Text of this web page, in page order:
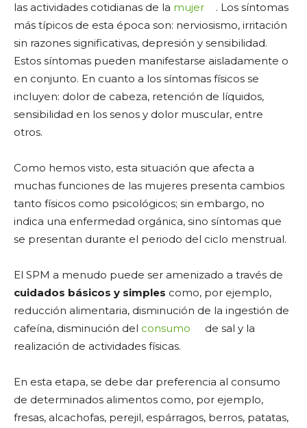
las actividades cotidianas de la mujer
. Los síntomas
más típicos de esta época son: nerviosismo, irritación
sin razones significativas, depresión y sensibilidad.
Estos síntomas pueden manifestarse aisladamente o
en conjunto. En cuanto a los síntomas físicos se
incluyen: dolor de cabeza, retención de líquidos,
sensibilidad en los senos y dolor muscular, entre
otros.
Como hemos visto, esta situación que afecta a
muchas funciones de las mujeres presenta cambios
tanto físicos como psicológicos; sin embargo, no
indica una enfermedad orgánica, sino síntomas que
se presentan durante el periodo del ciclo menstrual.
El SPM a menudo puede ser amenizado a través de
cuidados básicos y simples como, por ejemplo,
reducción alimentaria, disminución de la ingestión de
cafeína, disminución del consumo
de sal y la
realización de actividades físicas.
En esta etapa, se debe dar preferencia al consumo
de determinados alimentos como, por ejemplo,
fresas, alcachofas, perejil, espárragos, berros, patatas,